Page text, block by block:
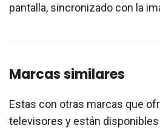
pantalla, sincronizado con la
Marcas similares
Estas con otras marcas que
televisores y están disponibles